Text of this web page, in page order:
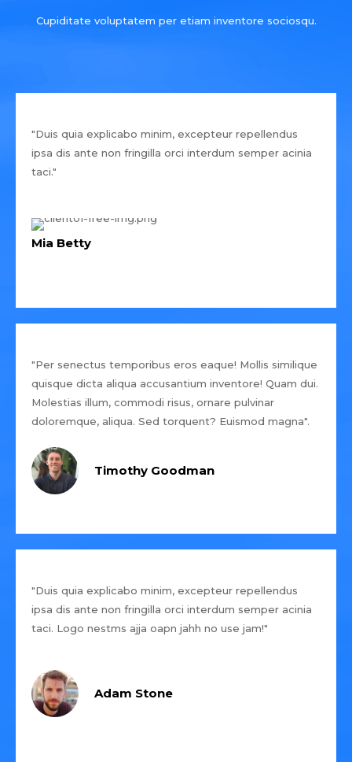
Cupiditate voluptatem per etiam inventore sociosqu.
"Duis quia explicabo minim, excepteur repellendus
ipsa dis ante non fringilla orci interdum semper acinia
taci."
Mia Betty
"Per senectus temporibus eros eaque! Mollis similique
quisque dicta aliqua accusantium inventore! Quam dui.
Molestias illum, commodi risus, ornare pulvinar
doloremque, aliqua. Sed torquent? Euismod magna".
Timothy Goodman
"Duis quia explicabo minim, excepteur repellendus
ipsa dis ante non fringilla orci interdum semper acinia
taci. Logo nestms ajja oapn jahh no use jam!"
Adam Stone